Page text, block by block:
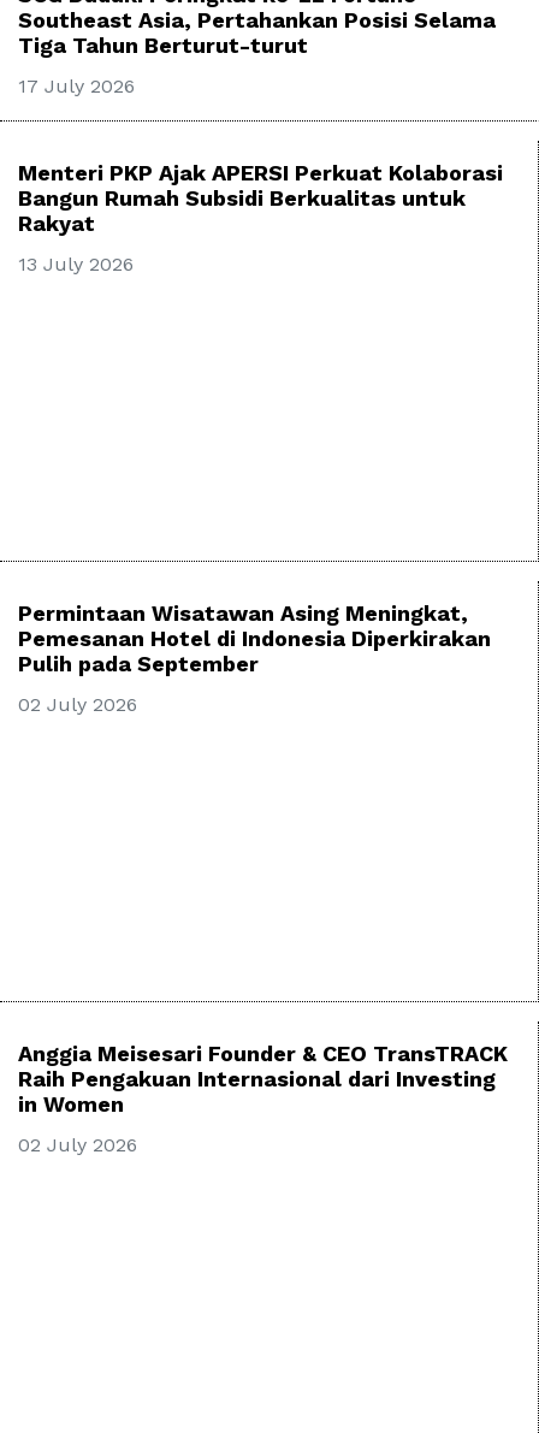
Southeast Asia, Pertahankan Posisi Selama
Tiga Tahun Berturut-turut
17 July 2026
Menteri PKP Ajak APERSI Perkuat Kolaborasi
Bangun Rumah Subsidi Berkualitas untuk
Rakyat
13 July 2026
Permintaan Wisatawan Asing Meningkat,
Pemesanan Hotel di Indonesia Diperkirakan
Pulih pada September
02 July 2026
Anggia Meisesari Founder & CEO TransTRACK
Raih Pengakuan Internasional dari Investing
in Women
02 July 2026